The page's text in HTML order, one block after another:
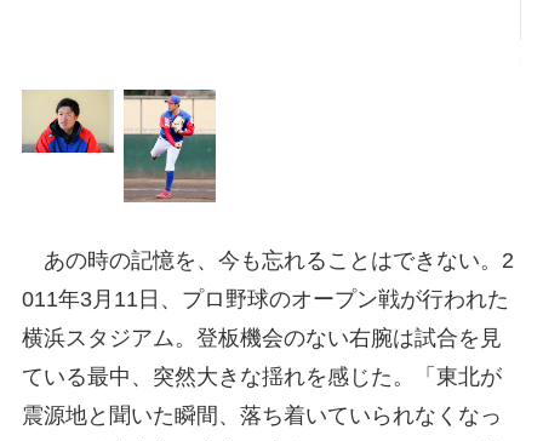
あの時の記憶を、今も忘れることはできない。2
011年3月11日、プロ野球のオープン戦が行われた
横浜スタジアム。登板機会のない右腕は試合を見
ている最中、突然大きな揺れを感じた。「東北が
震源地と聞いた瞬間、落ち着いていられなくなっ